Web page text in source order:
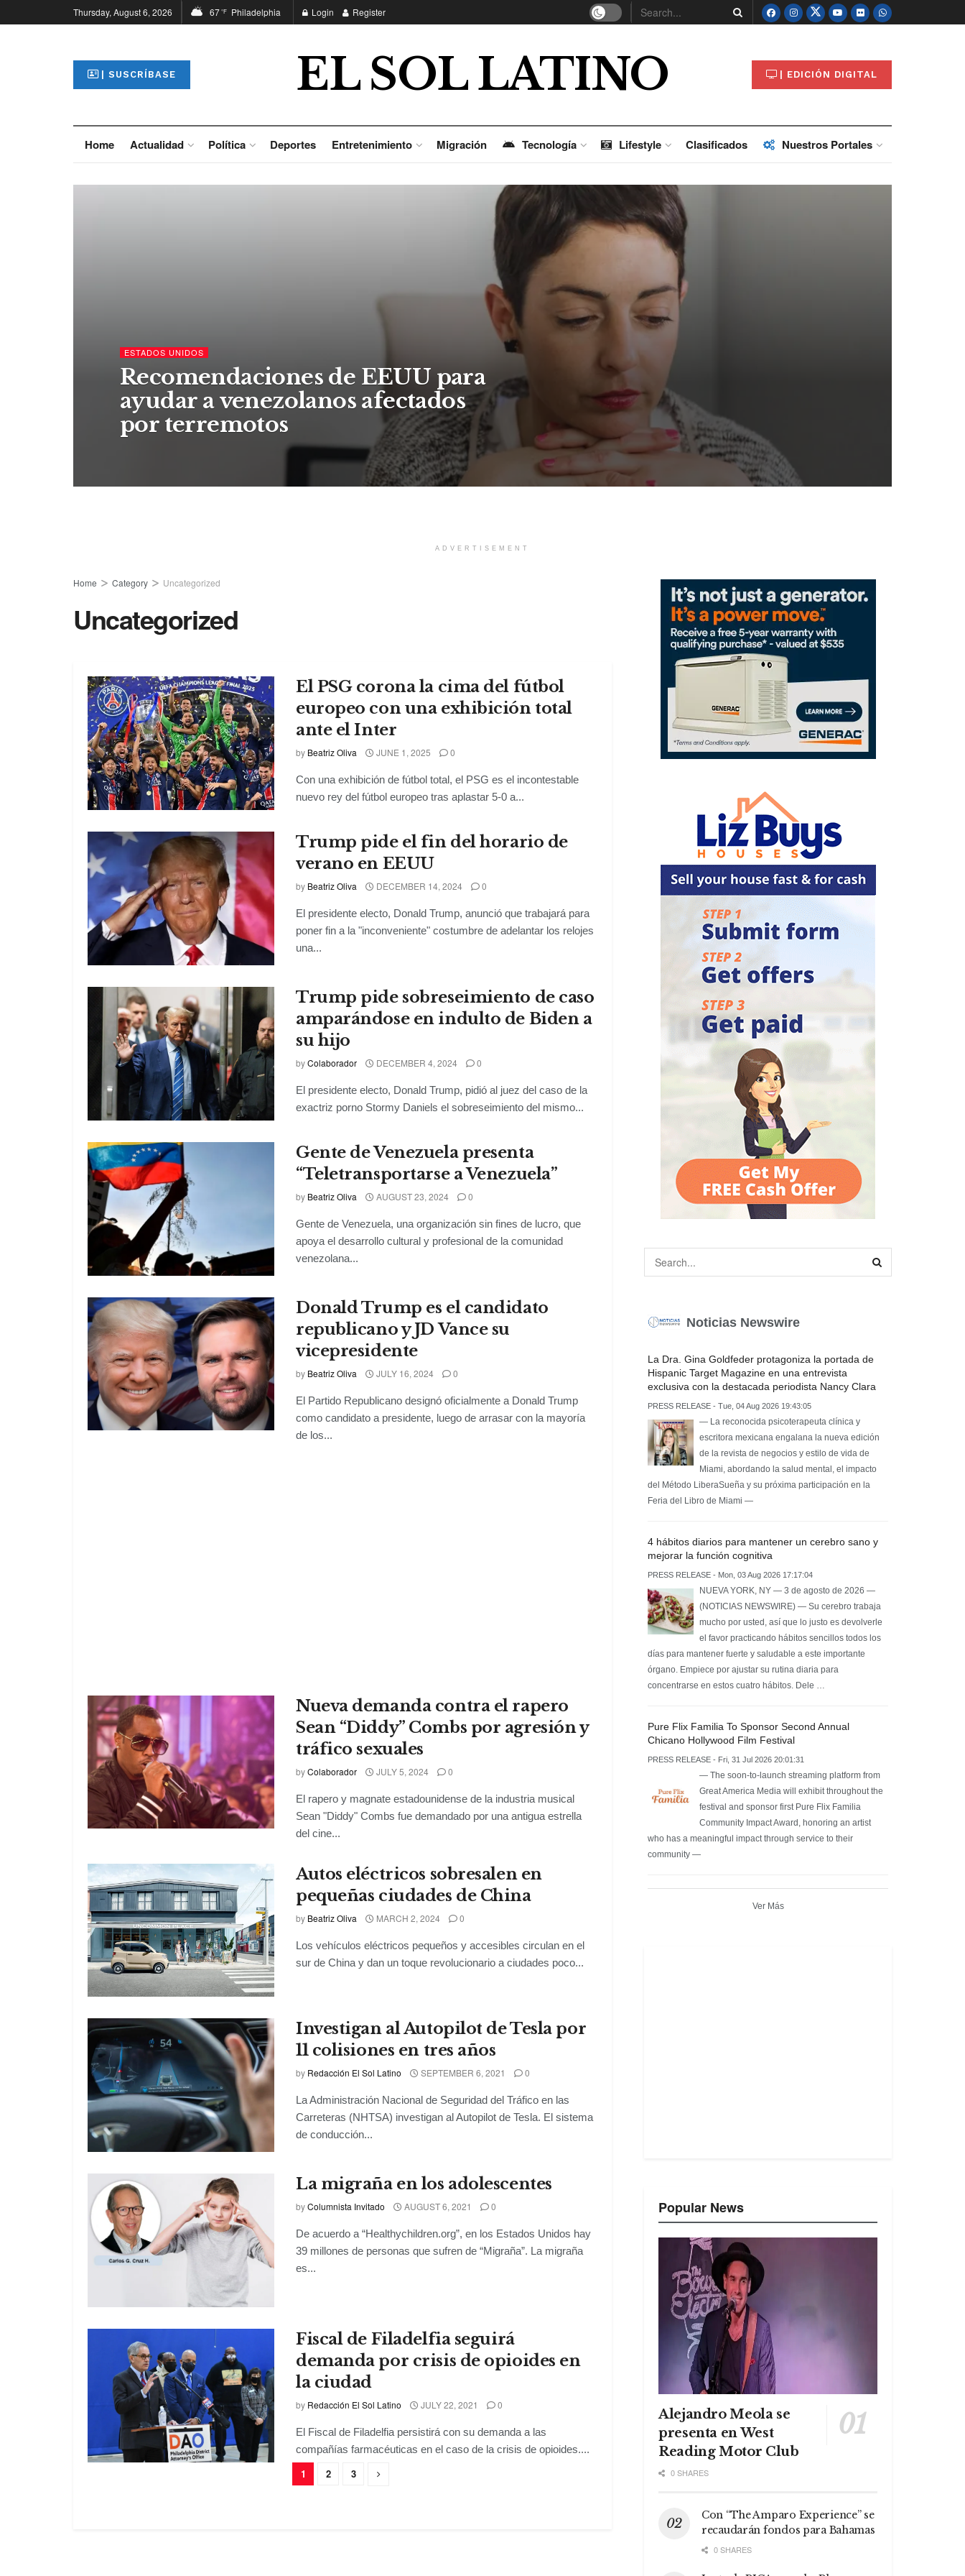
Thursday, August 6, 2026 67°F Philadelphia Login Register
| SUSCRÍBASE EL SOL LATINO | EDICIÓN DIGITAL
Home Actualidad Política Deportes Entretenimiento Migración Tecnología Lifestyle Clasificados Nuestros Portales
ESTADOS UNIDOS
Recomendaciones de EEUU para
ayudar a venezolanos afectados
por terremotos
ADVERTISEMENT
Home Category Uncategorized
Uncategorized
El PSG corona la cima del fútbol
europeo con una exhibición total
ante el Inter
by Beatriz Oliva JUNE 1, 2025 0
Con una exhibición de fútbol total, el PSG es el incontestable
nuevo rey del fútbol europeo tras aplastar 5-0 a...
Trump pide el fin del horario de
verano en EEUU
by Beatriz Oliva DECEMBER 14, 2024 0
El presidente electo, Donald Trump, anunció que trabajará para
poner fin a la "inconveniente" costumbre de adelantar los relojes
una...
Trump pide sobreseimiento de caso
amparándose en indulto de Biden a
su hijo
byColaborador DECEMBER 4, 2024 0
El presidente electo, Donald Trump, pidió al juez del caso de la
exactriz porno Stormy Daniels el sobreseimiento del mismo...
Gente de Venezuela presenta
“Teletransportarse a Venezuela”
by Beatriz Oliva AUGUST 23, 2024 0
Gente de Venezuela, una organización sin fines de lucro, que
apoya el desarrollo cultural y profesional de la comunidad
venezolana...
Donald Trump es el candidato
republicano y JD Vance su
vicepresidente
by Beatriz Oliva JULY 16, 2024 0
El Partido Republicano designó oficialmente a Donald Trump
como candidato a presidente, luego de arrasar con la mayoría
de los...
Nueva demanda contra el rapero
Sean “Diddy” Combs por agresión y
tráfico sexuales
byColaborador JULY 5, 2024 0
El rapero y magnate estadounidense de la industria musical
Sean "Diddy" Combs fue demandado por una antigua estrella
del cine...
Autos eléctricos sobresalen en
pequeñas ciudades de China
by Beatriz Oliva MARCH 2, 2024 0
Los vehículos eléctricos pequeños y accesibles circulan en el
sur de China y dan un toque revolucionario a ciudades poco...
Investigan al Autopilot de Tesla por
11 colisiones en tres años
by Redacción El Sol Latino SEPTEMBER 6, 2021 0
La Administración Nacional de Seguridad del Tráfico en las
Carreteras (NHTSA) investigan al Autopilot de Tesla. El sistema
de conducción...
La migraña en los adolescentes
byColumnista Invitado AUGUST 6, 2021 0
De acuerdo a “Healthychildren.org”, en los Estados Unidos hay
39 millones de personas que sufren de “Migraña”. La migraña
es...
Fiscal de Filadelfia seguirá
demanda por crisis de opioides en
la ciudad
by Redacción El Sol Latino JULY 22, 2021 0
El Fiscal de Filadelfia persistirá con su demanda a las
compañías farmacéuticas en el caso de la crisis de opioides....
1 2 3
Noticias Newswire
La Dra. Gina Goldfeder protagoniza la portada de
Hispanic Target Magazine en una entrevista
exclusiva con la destacada periodista Nancy Clara
PRESS RELEASE - Tue, 04 Aug 2026 19:43:05
— La reconocida psicoterapeuta clínica y
escritora mexicana engalana la nueva edición
de la revista de negocios y estilo de vida de
Miami, abordando la salud mental, el impacto
del Método LiberaSueña y su próxima participación en la
Feria del Libro de Miami —
4 hábitos diarios para mantener un cerebro sano y
mejorar la función cognitiva
PRESS RELEASE - Mon, 03 Aug 2026 17:17:04
NUEVA YORK, NY — 3 de agosto de 2026 —
(NOTICIAS NEWSWIRE) — Su cerebro trabaja
mucho por usted, así que lo justo es devolverle
el favor practicando hábitos sencillos todos los
días para mantener fuerte y saludable a este importante
órgano. Empiece por ajustar su rutina diaria para
concentrarse en estos cuatro hábitos. Dele …
Pure Flix Familia To Sponsor Second Annual
Chicano Hollywood Film Festival
PRESS RELEASE - Fri, 31 Jul 2026 20:01:31
— The soon-to-launch streaming platform from
Great America Media will exhibit throughout the
festival and sponsor first Pure Flix Familia
Community Impact Award, honoring an artist
who has a meaningful impact through service to their
community —
Ver Más
Popular News
Alejandro Meola se
presenta en West
Reading Motor Club
0 SHARES
Con “The Amparo Experience” se
recaudarán fondos para Bahamas
0 SHARES